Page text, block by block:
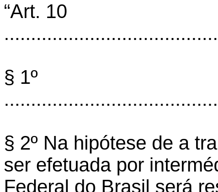
“Art. 10
§ 1º
§ 2º Na hipótese de a
ser efetuada por
Federal do Brasil será